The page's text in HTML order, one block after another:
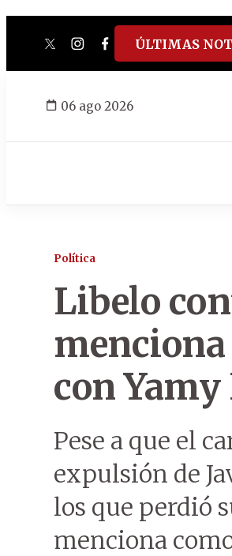
twitterinstagram
facebook
tiktokyoutube
ÚLTIMAS
06 ago 2026
Política
Libelo
menciona
con Yamy
Pese a que el
expulsión de
los que perdió
menciona